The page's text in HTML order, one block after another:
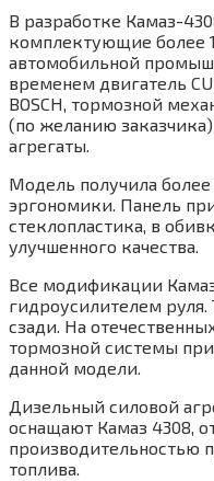
В разработке Камаз-
комплектующие более
автомобильной
временем двигатель
BOSCH, тормозной
(по желанию
агрегаты.
Модель получила
эргономики. Панель
стеклопластика, в
улучшенного качества.
Все модификации
гидроусилителем
сзади. На
тормозной системы
данной модели.
Дизельный силовой
оснащают Камаз 4308,
производительностью
топлива.